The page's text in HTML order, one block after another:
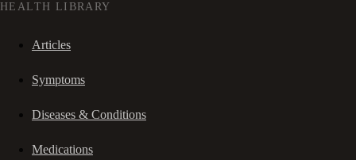
HEALTH LIBRARY
Articles
Symptoms
Diseases & Conditions
Medications